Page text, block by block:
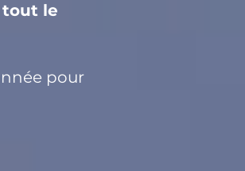
tout le
pour